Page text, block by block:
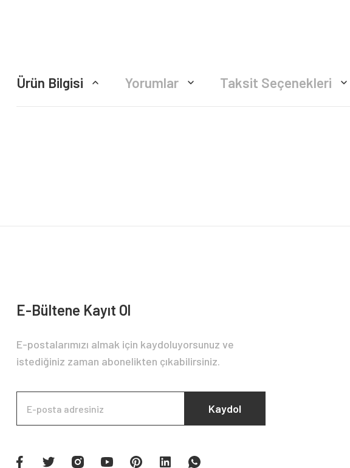
Ürün Bilgisi Yorumlar Taksit Seçenekleri
E-Bültene Kayıt Ol
E-postalarımızı almak için kaydoluyorsunuz ve
istediğiniz zaman abonelikten çıkabilirsiniz.
Kaydol